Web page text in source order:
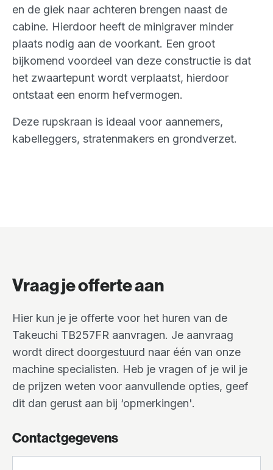
en de giek naar achteren brengen naast de
cabine. Hierdoor heeft de minigraver minder
plaats nodig aan de voorkant. Een groot
bijkomend voordeel van deze constructie is dat
het zwaartepunt wordt verplaatst, hierdoor
ontstaat een enorm hefvermogen.
Deze rupskraan is ideaal voor aannemers,
kabelleggers, stratenmakers en grondverzet.
Vraag je offerte aan
Hier kun je je offerte voor het huren van de
Takeuchi TB257FR aanvragen. Je aanvraag
wordt direct doorgestuurd naar één van onze
machine specialisten. Heb je vragen of je wil je
de prijzen weten voor aanvullende opties, geef
dit dan gerust aan bij ‘opmerkingen'.
Contactgegevens